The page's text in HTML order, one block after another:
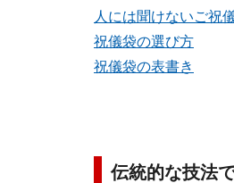
人には聞けないご祝
祝儀袋の選び方
祝儀袋の表書き
伝統的な技法